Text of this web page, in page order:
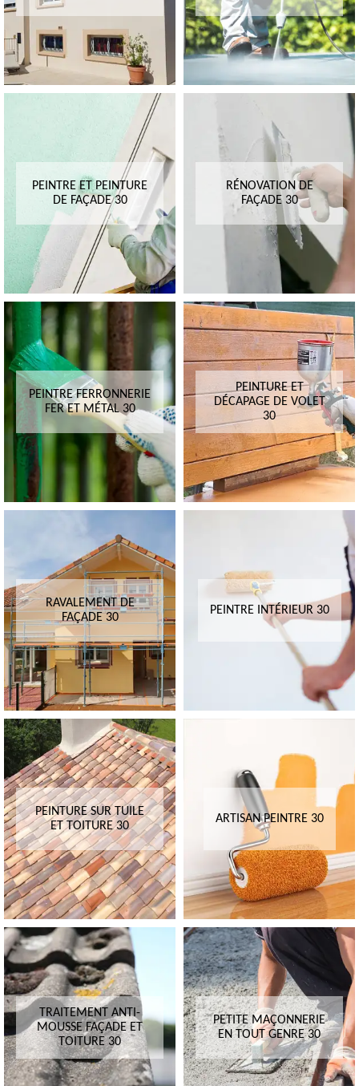
PEINTRE ET PEINTURE
DE FAÇADE 30
RÉNOVATION DE
FAÇADE 30
PEINTRE FERRONNERIE
FER ET MÉTAL 30
PEINTURE ET
DÉCAPAGE DE VOLET
30
RAVALEMENT DE
FAÇADE 30
PEINTRE INTÉRIEUR 30
PEINTURE SUR TUILE
ET TOITURE 30
ARTISAN PEINTRE 30
TRAITEMENT ANTI-
MOUSSE FAÇADE ET
TOITURE 30
PETITE MAÇONNERIE
EN TOUT GENRE 30